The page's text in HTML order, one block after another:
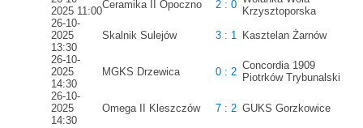
2025 11:00
Ceramika II Opoczno 2 : 0
Krzysztoporska
26-10-
2025
13:30
Skalnik Sulejów 3 : 1 Kasztelan Żarnów
26-10-
2025
14:30
MGKS Drzewica 0 : 2
Concordia 1909
Piotrków Trybunalski
26-10-
2025
14:30
Omega II Kleszczów 7 : 2 GUKS Gorzkowice